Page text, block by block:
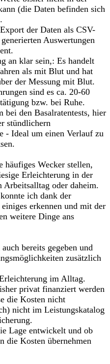
(die Daten befinden sich
der Daten als CSV-
Auswertungen
an klar sein,: Es handelt
als mit Blut und hat
der Messung mit Blut.
sind es ca. 20-60
bzw. bei Ruhe.
bei den Basalratentests, hier
stündlichern
- Ideal um einen Verlauf zu
häufiges Wecker stellen,
Erleichterung in der
oder daheim.
ich dank der
erkennen und mit der
weitere Dinge ans
bereits gegeben und
zusätzlich
im Alltag.
privat finanziert werden
die Kosten nicht
nicht im Leistungskatalog
Lage entwickelt und ob
die Kosten übernehmen